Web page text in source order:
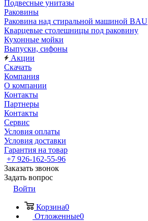
Подвесные унитазы
Раковины
Раковина над стиральной машиной BAU
Кварцевые столешницы под раковину
Кухонные мойки
Выпуски, сифоны
Акции
Скачать
Компания
О компании
Контакты
Партнеры
Контакты
Сервис
Условия оплаты
Условия доставки
Гарантия на товар
+7 926-162-55-96
Заказать звонок
Задать вопрос
Войти
Корзина0
Отложенные0